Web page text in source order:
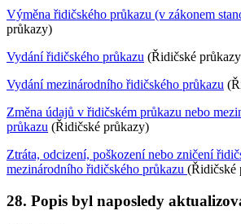
Výměna řidičského průkazu (v zákonem
průkazy)
Vydání řidičského průkazu (Řidičské
Vydání mezinárodního řidičského průkazu
Změna údajů v řidičském průkazu nebo
průkazu (Řidičské průkazy)
Ztráta, odcizení, poškození nebo zničení
mezinárodního řidičského průkazu (Řidičské
28. Popis byl naposledy